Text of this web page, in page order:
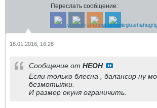
Переслать сообщение:
18.01.2016, 16:28
Сообщение от HEOH
Если только блесна , балансир ну
безмотылки.
И размер окуня ограничить.